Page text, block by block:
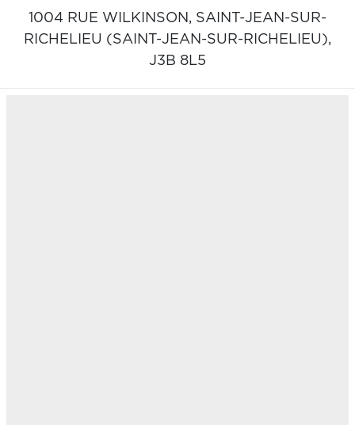
1004 RUE WILKINSON, SAINT-JEAN-SUR-
RICHELIEU (SAINT-JEAN-SUR-RICHELIEU),
J3B 8L5